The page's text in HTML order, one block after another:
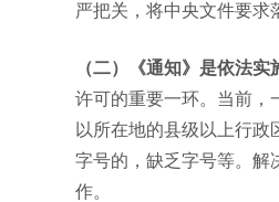
严把关，将中央文件要求
（二）《通知》是依法实
许可的重要一环。当前，
以所在地的县级以上行政
字号的，缺乏字号等。解
作。